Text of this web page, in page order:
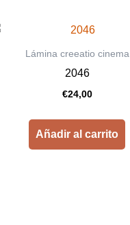
Lámina creeatio cinema
2046
€24,00
Añadir al carrito